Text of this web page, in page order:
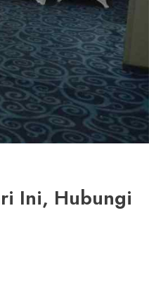
Ini, Hubungi